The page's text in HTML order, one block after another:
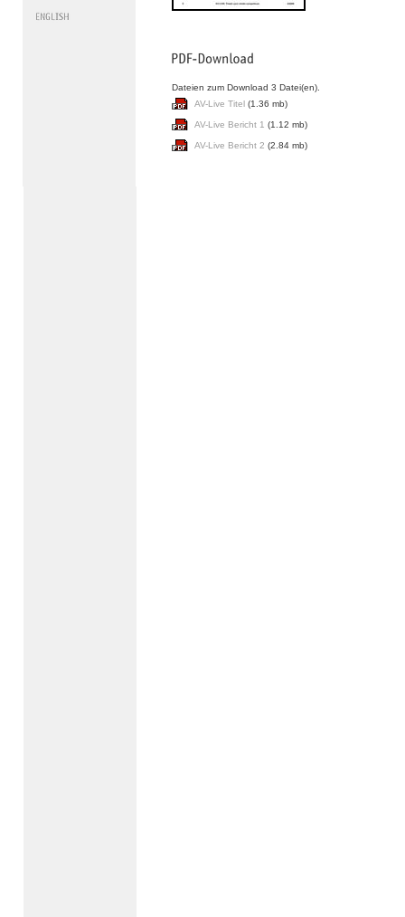
Dateien zum Download 3 Datei(en).
AV-Live Titel (1.36 mb)
AV-Live Bericht 1 (1.12 mb)
AV-Live Bericht 2 (2.84 mb)